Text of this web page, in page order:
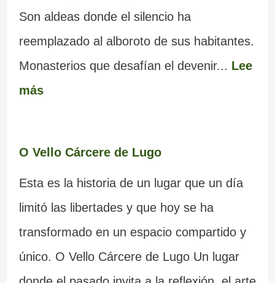
Son aldeas donde el silencio ha
reemplazado al alboroto de sus habitantes.
Monasterios que desafían el devenir... Lee
más
O Vello Cárcere de Lugo
Esta es la historia de un lugar que un día
limitó las libertades y que hoy se ha
transformado en un espacio compartido y
único. O Vello Cárcere de Lugo Un lugar